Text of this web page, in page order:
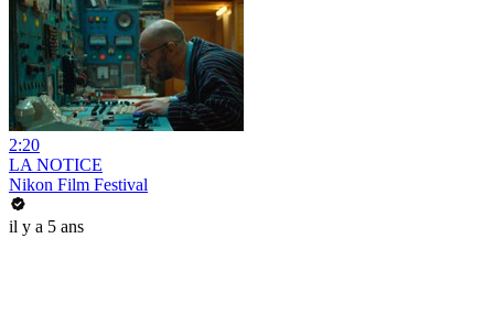
2:20
LA NOTICE
Nikon Film Festival
il y a 5 ans